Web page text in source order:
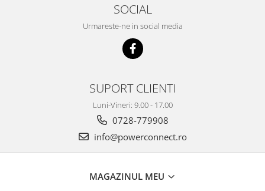
SOCIAL
Urmareste-ne in social media
SUPORT CLIENTI
Luni-Vineri: 9.00 - 17.00
0728-779908
info@powerconnect.ro
MAGAZINUL MEU